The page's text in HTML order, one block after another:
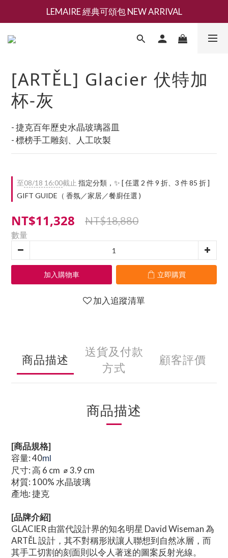
新會員募集現領抵用千元購物金
LEMAIRE 經典可頌包 NEW ARRIVAL
香氛 / 家居 / 餐廚 [ 全館折上兩件9折，三件享85折 】
[ARTĚL] Glacier 伏特加
杯-灰
- 捷克百年歷史水晶玻璃器皿
- 標榜手工雕刻、人工吹製
至08/18 16:00截止 指定分類，✨ [ 任選 2 件 9 折、3 件 85 折 ]
GIFT GUIDE（ 香氛／家居／餐廚任選 )
NT$11,328 NT$18,880
數量
加入購物車 立即購買
加入追蹤清單
商品描述
送貨及付款
方式
顧客評價
商品描述
[商品規格]
容量: 40ml
尺寸: 高 6 cm ⌀ 3.9 cm
材質: 100% 水晶玻璃
產地: 捷克
[品牌介紹]
GLACIER 由當代設計界的知名明星 David Wiseman 為
ARTĚL 設計，其不對稱形狀讓人聯想到自然冰層，而
其手工切割的刻面則以令人著迷的圖案反射光線。